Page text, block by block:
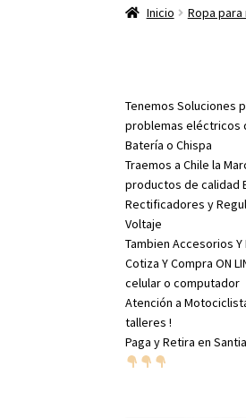
Inicio Ropa
Tenemos Soluciones
problemas eléctricos
Batería o Chispa
Traemos a Chile la
productos de calidad
Rectificadores y
Voltaje
Tambien Accesorios
Cotiza Y Compra ON
celular o computador
Atención a
talleres !
Paga y Retira en